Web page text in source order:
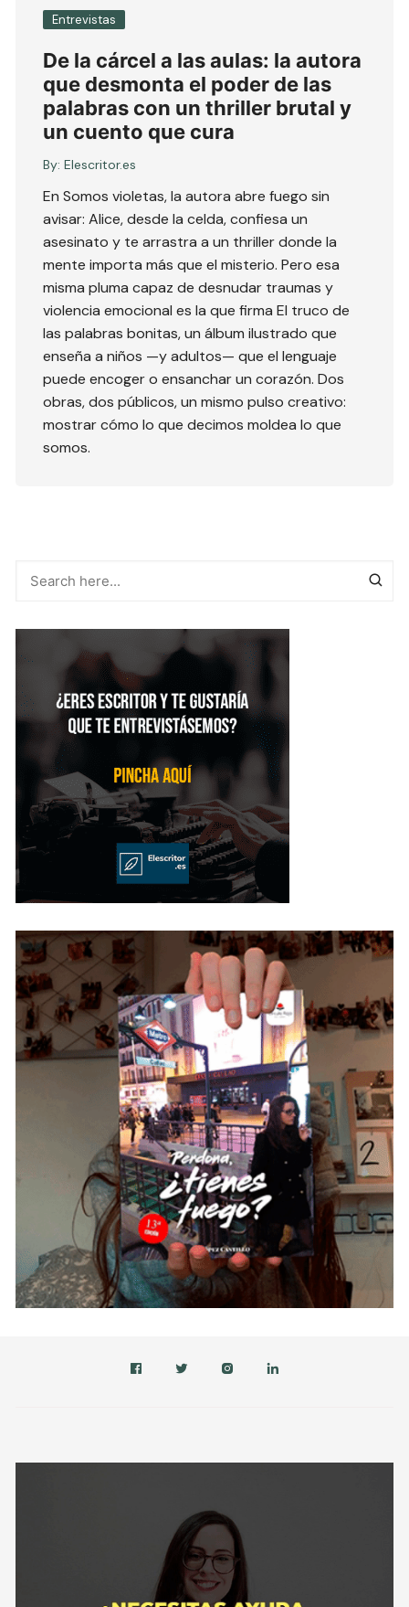
Entrevistas
De la cárcel a las aulas: la autora
que desmonta el poder de las
palabras con un thriller brutal y
un cuento que cura
By: Elescritor.es
En Somos violetas, la autora abre fuego sin
avisar: Alice, desde la celda, confiesa un
asesinato y te arrastra a un thriller donde la
mente importa más que el misterio. Pero esa
misma pluma capaz de desnudar traumas y
violencia emocional es la que firma El truco de
las palabras bonitas, un álbum ilustrado que
enseña a niños —y adultos— que el lenguaje
puede encoger o ensanchar un corazón. Dos
obras, dos públicos, un mismo pulso creativo:
mostrar cómo lo que decimos moldea lo que
somos.